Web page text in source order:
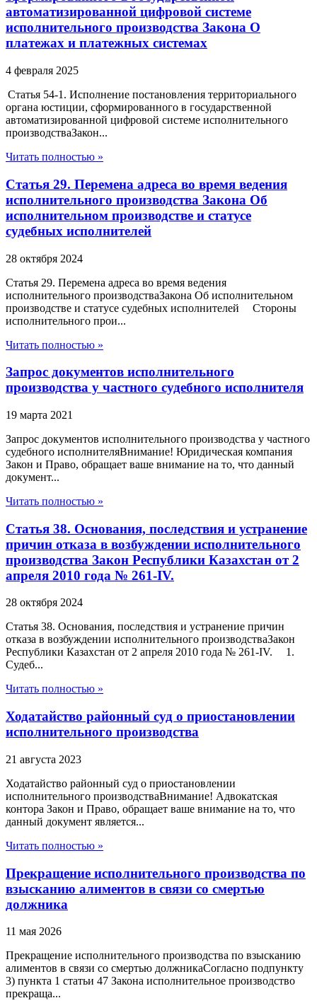
автоматизированной цифровой системе
исполнительного производства Закона О
платежах и платежных системах
4 февраля 2025
Статья 54-1. Исполнение постановления территориального
органа юстиции, сформированного в государственной
автоматизированной цифровой системе исполнительного
производстваЗакон...
Читать полностью »
Статья 29. Перемена адреса во время ведения
исполнительного производства Закона Об
исполнительном производстве и статусе
судебных исполнителей
28 октября 2024
Статья 29. Перемена адреса во время ведения
исполнительного производстваЗакона Об исполнительном
производстве и статусе судебных исполнителей Стороны
исполнительного прои...
Читать полностью »
Запрос документов исполнительного
производства у частного судебного исполнителя
19 марта 2021
Запрос документов исполнительного производства у частного
судебного исполнителяВнимание! Юридическая компания
Закон и Право, обращает ваше внимание на то, что данный
документ...
Читать полностью »
Статья 38. Основания, последствия и устранение
причин отказа в возбуждении исполнительного
производства Закон Республики Казахстан от 2
апреля 2010 года № 261-IV.
28 октября 2024
Статья 38. Основания, последствия и устранение причин
отказа в возбуждении исполнительного производстваЗакон
Республики Казахстан от 2 апреля 2010 года № 261-IV. 1.
Судеб...
Читать полностью »
Ходатайство районный суд о приостановлении
исполнительного производства
21 августа 2023
Ходатайство районный суд о приостановлении
исполнительного производстваВнимание! Адвокатская
контора Закон и Право, обращает ваше внимание на то, что
данный документ является...
Читать полностью »
Прекращение исполнительного производства по
взысканию алиментов в связи со смертью
должника
11 мая 2026
Прекращение исполнительного производства по взысканию
алиментов в связи со смертью должникаСогласно подпункту
3) пункта 1 статьи 47 Закона исполнительное производство
прекраща...